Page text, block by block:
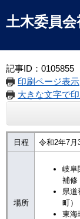
へ土木委員会
記事ID：0105855
印刷ページ表示
大きな文字で
日程 令和2年7月
場所
岐阜
補修
県道
町）
東海